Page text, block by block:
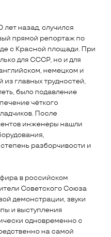
лет назад, случился
прямой репортаж по
с Красной площади. При
для СССР, но и для
немецком и
главных трудностей,
было подавление
чёткого
После
инженеры нашли
разборчивости и
в российском
Советского Союза
демонстрации, звуки
и выступления
одновременно с
на самой